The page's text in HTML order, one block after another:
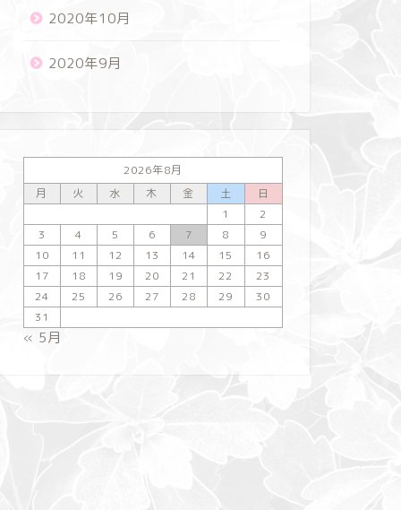
株式投資☆トレード日誌【2021年4
2021年4月15日
株式投資
2020年10月
2020年9月
2026年8月
月
火 水 木 金 土
日
1
2
3
4 5 6 7 8
9
10
11 12 13 14 15
16
17
18 19 20 21 22
23
24
25 26 27 28 29
30
31
« 5月